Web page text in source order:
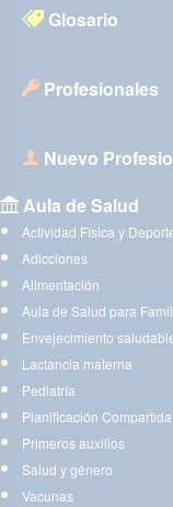
Glosario
Profesionales
Nuevo
Aula de Salud
Actividad Física y
Adicciones
Alimentación
Aula de Salud para
Envejecimiento
Lactancia materna
Pediatría
Planificación
Primeros auxilios
Salud y género
Vacunas